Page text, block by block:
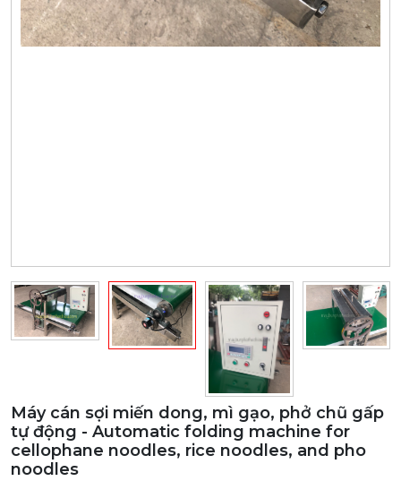
Máy cán sợi miến dong, mì gạo, phở chũ gấp
tự động - Automatic folding machine for
cellophane noodles, rice noodles, and pho
noodles